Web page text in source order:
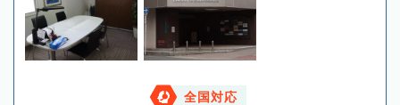
全国対応